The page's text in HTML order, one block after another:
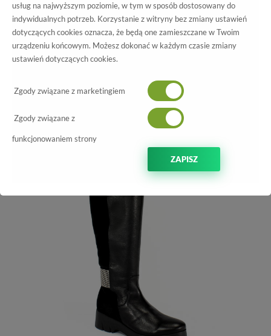
Wszystkie produkty
C-4710 Velvet negro crosta negro
usług na najwyższym poziomie, w tym w sposób dostosowany do
indywidualnych potrzeb. Korzystanie z witryny bez zmiany ustawień
dotyczących cookies oznacza, że będą one zamieszczane w Twoim
urządzeniu końcowym. Możesz dokonać w każdym czasie zmiany
ustawień dotyczących cookies.
Zgody związane z marketingiem
Zgody związane z
funkcjonowaniem strony
ZAPISZ